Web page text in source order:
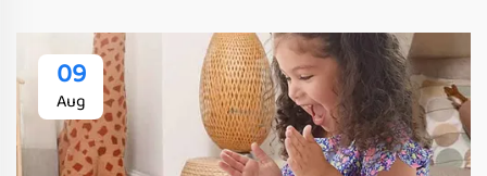
09
Aug